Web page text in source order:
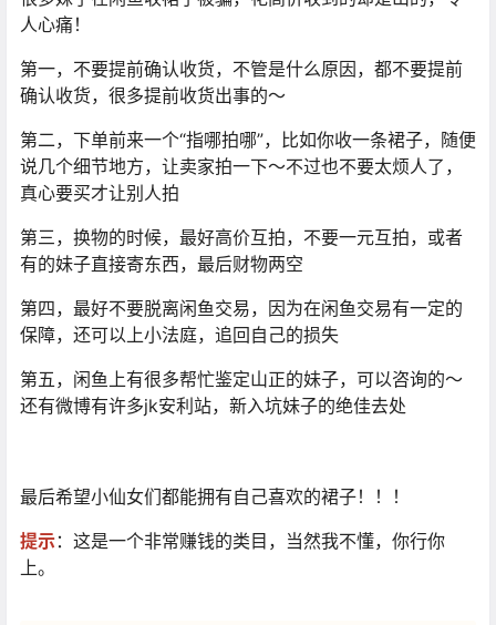
人心痛！
第一，不要提前确认收货，不管是什么原因，都不要提前
确认收货，很多提前收货出事的～
第二，下单前来一个“指哪拍哪”，比如你收一条裙子，随便
说几个细节地方，让卖家拍一下～不过也不要太烦人了，
真心要买才让别人拍
第三，换物的时候，最好高价互拍，不要一元互拍，或者
有的妹子直接寄东西，最后财物两空
第四，最好不要脱离闲鱼交易，因为在闲鱼交易有一定的
保障，还可以上小法庭，追回自己的损失
第五，闲鱼上有很多帮忙鉴定山正的妹子，可以咨询的～
还有微博有许多jk安利站，新入坑妹子的绝佳去处
最后希望小仙女们都能拥有自己喜欢的裙子！！！
提示：这是一个非常赚钱的类目，当然我不懂，你行你
上。